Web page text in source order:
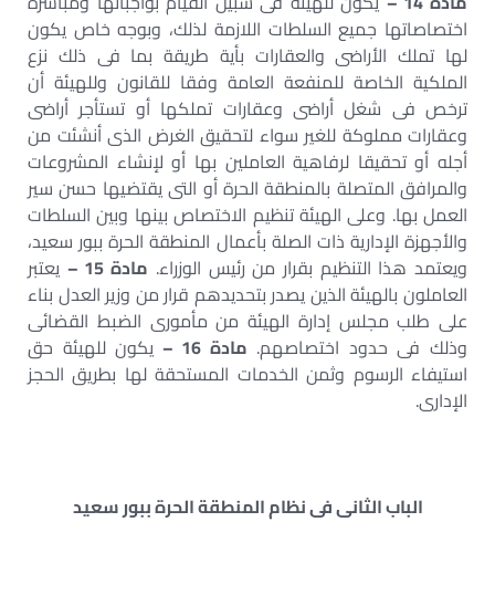
اختصاصاتها جميع السلطات اللازمة لذلك، وبوجه خاص يكون
لها تملك الأراضى والعقارات بأية طريقة بما فى ذلك نزع
الملكية الخاصة للمنفعة العامة وفقا للقانون وللهيئة أن
ترخص فى شغل أراضى وعقارات تملكها أو تستأجر أراضى
وعقارات مملوكة للغير سواء لتحقيق الغرض الذى أنشئت من
أجله أو تحقيقا لرفاهية العاملين بها أو لإنشاء المشروعات
والمرافق المتصلة بالمنطقة الحرة أو التى يقتضيها حسن سير
العمل بها. وعلى الهيئة تنظيم الاختصاص بينها وبين السلطات
والأجهزة الإدارية ذات الصلة بأعمال المنطقة الحرة ببور سعيد،
ويعتمد هذا التنظيم بقرار من رئيس الوزراء. مادة 15 –
يعتبر
العاملون بالهيئة الذين يصدر بتحديدهم قرار من وزير العدل بناء
على طلب مجلس إدارة الهيئة من مأمورى الضبط القضائى
وذلك فى حدود اختصاصهم. مادة 16 –
يكون للهيئة حق
استيفاء الرسوم وثمن الخدمات المستحقة لها بطريق الحجز
الإدارى.
الباب الثانى فى نظام المنطقة الحرة ببور سعيد